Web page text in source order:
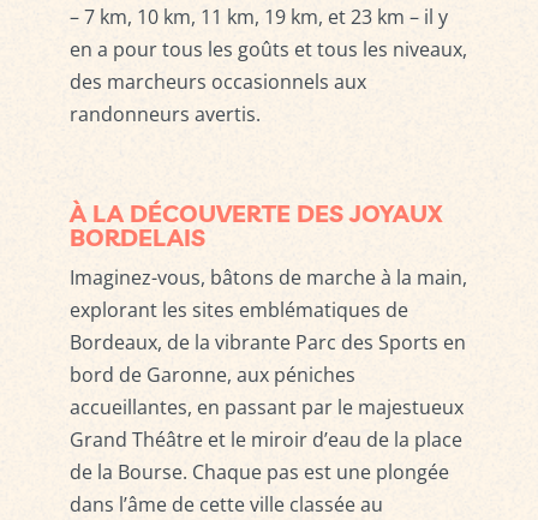
– 7 km, 10 km, 11 km, 19 km, et 23 km – il y
en a pour tous les goûts et tous les niveaux,
des marcheurs occasionnels aux
randonneurs avertis.
À LA DÉCOUVERTE DES JOYAUX
BORDELAIS
Imaginez-vous, bâtons de marche à la main,
explorant les sites emblématiques de
Bordeaux, de la vibrante Parc des Sports en
bord de Garonne, aux péniches
accueillantes, en passant par le majestueux
Grand Théâtre et le miroir d’eau de la place
de la Bourse. Chaque pas est une plongée
dans l’âme de cette ville classée au